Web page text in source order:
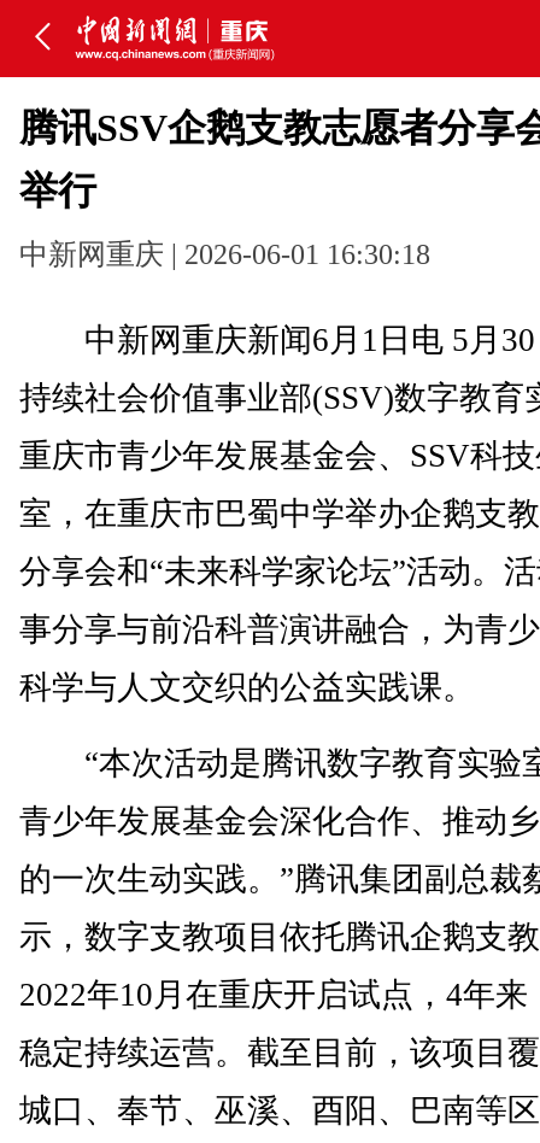
腾讯SSV企鹅支教志愿者分享
举行
中新网重庆 | 2026-06-01 16:30:18
中新网重庆新闻6月1日电 5月30
持续社会价值事业部(SSV)数字教育
重庆市青少年发展基金会、SSV科
室，在重庆市巴蜀中学举办企鹅支
分享会和“未来科学家论坛”活动。
事分享与前沿科普演讲融合，为青
科学与人文交织的公益实践课。
“本次活动是腾讯数字教育实验
青少年发展基金会深化合作、推动
的一次生动实践。”腾讯集团副总裁
示，数字支教项目依托腾讯企鹅支
2022年10月在重庆开启试点，4年
稳定持续运营。截至目前，该项目
城口、奉节、巫溪、酉阳、巴南等